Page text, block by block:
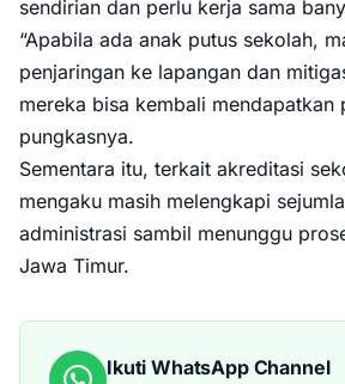
sendirian dan perlu kerja sama
“Apabila ada anak putus sekolah,
penjaringan ke lapangan dan
mereka bisa kembali mendapatkan
pungkasnya.
Sementara itu, terkait akreditasi
mengaku masih melengkapi
administrasi sambil menunggu
Jawa Timur.
Ikuti WhatsApp Channel